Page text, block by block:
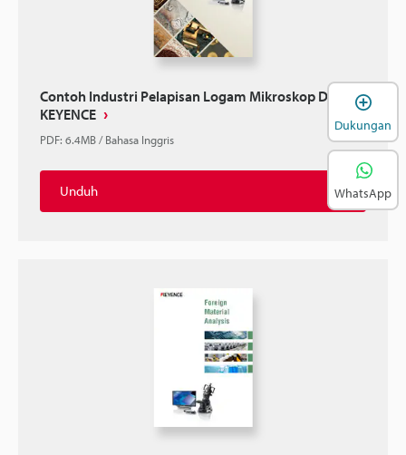
Contoh Industri Pelapisan Logam Mikroskop Digital
KEYENCE
PDF: 6.4MB/Bahasa Inggris
Unduh
Dukungan
WhatsApp